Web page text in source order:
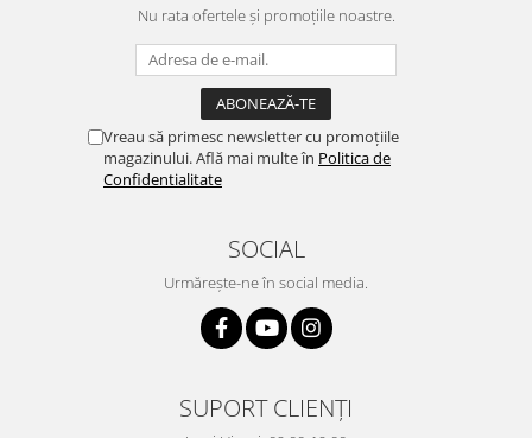
Nu rata ofertele și promoțiile noastre.
Vreau să primesc newsletter cu promoțiile
magazinului. Află mai multe în Politica de
Confidentialitate
SOCIAL
Urmărește-ne în social media.
SUPORT CLIENȚI